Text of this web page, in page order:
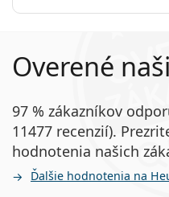
Overené
97 % zákazníkov
11477 recenzií).
hodnotenia našich
Ďalšie hodnotenia na